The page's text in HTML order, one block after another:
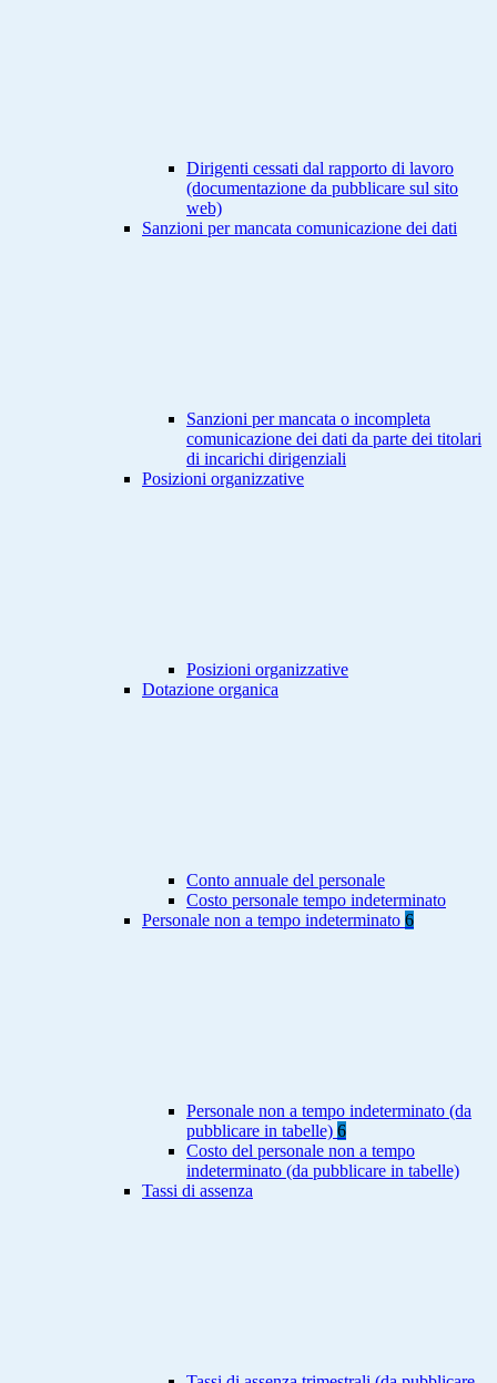
Dirigenti cessati dal rapporto di lavoro
(documentazione da pubblicare sul sito
web)
Sanzioni per mancata comunicazione dei dati
Sanzioni per mancata o incompleta
comunicazione dei dati da parte dei titolari
di incarichi dirigenziali
Posizioni organizzative
Posizioni organizzative
Dotazione organica
Conto annuale del personale
Costo personale tempo indeterminato
Personale non a tempo indeterminato 6
Personale non a tempo indeterminato (da
pubblicare in tabelle) 6
Costo del personale non a tempo
indeterminato (da pubblicare in tabelle)
Tassi di assenza